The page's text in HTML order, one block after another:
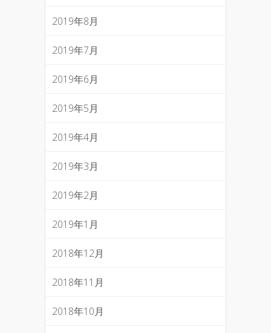
2019年8月
2019年7月
2019年6月
2019年5月
2019年4月
2019年3月
2019年2月
2019年1月
2018年12月
2018年11月
2018年10月